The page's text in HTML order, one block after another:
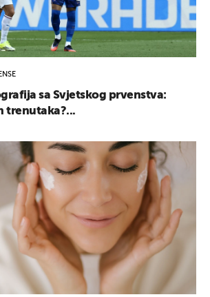
sa Svjetskog prvenstva:
trenutaka?...